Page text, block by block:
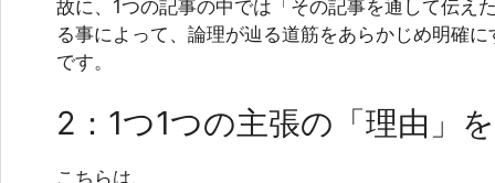
故に、1つの記事の中では「その記事を通して伝え
る事によって、論理が辿る道筋をあらかじめ明確
です。
2：1つ1つの主張の「理由」
こちらは、